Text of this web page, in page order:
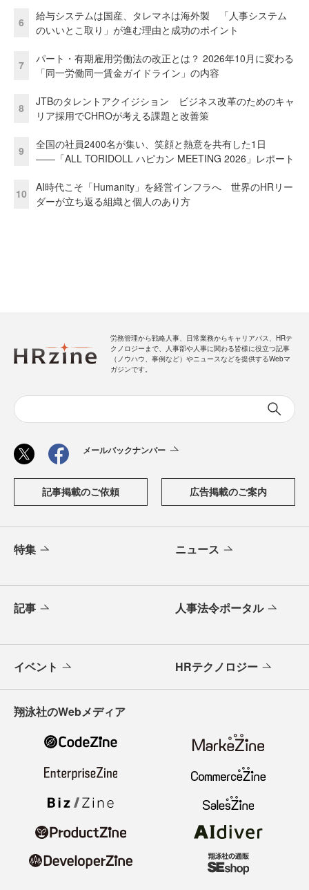
6
給与システムは国産、タレマネは海外製 「人事システム
のいいとこ取り」が進む理由と成功のポイント
7
パート・有期雇用労働法の改正とは？ 2026年10月に変わる
「同一労働同一賃金ガイドライン」の内容
8
JTBのタレントアクイジション ビジネス改革のためのキャ
リア採用でCHROが考える課題と改善策
9
全国の社員2400名が集い、笑顔と熱意を共有した1日
――「ALL TORIDOLL ハピカン MEETING 2026」レポート
10
AI時代こそ「Humanity」を経営インフラへ 世界のHRリー
ダーが立ち返る組織と個人のあり方
労務管理から戦略人事、日常業務からキャリアパス、HRテ
クノロジーまで、人事部や人事に関わる皆様に役立つ記事
（ノウハウ、事例など）やニュースなどを提供するWebマ
ガジンです。
メールバックナンバー
記事掲載のご依頼 広告掲載のご案内
特集 ニュース
記事 人事法令ポータル
イベント HRテクノロジー
翔泳社のWebメディア